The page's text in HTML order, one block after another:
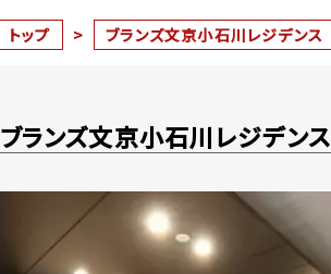
トップ > ブランズ文京小石川レジデンス
ブランズ文京小石川レジデンス